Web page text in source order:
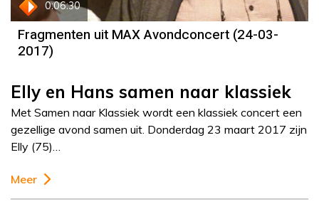
0:06:30
Fragmenten uit MAX Avondconcert (24-03-
2017)
Elly en Hans samen naar klassiek
Met Samen naar Klassiek wordt een klassiek concert een
gezellige avond samen uit. Donderdag 23 maart 2017 zijn
Elly (75)…
Meer